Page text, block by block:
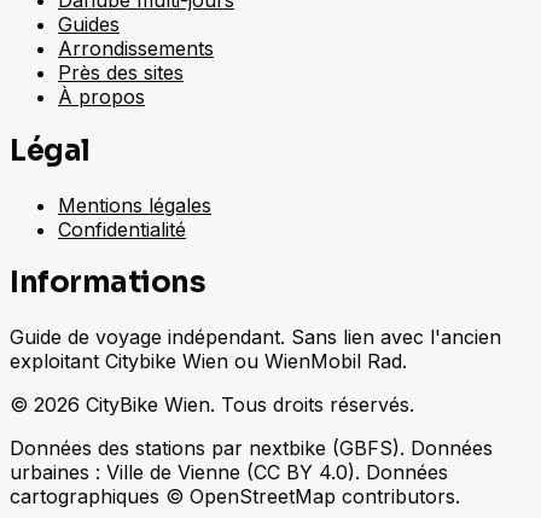
Guides
Arrondissements
Près des sites
À propos
Légal
Mentions légales
Confidentialité
Informations
Guide de voyage indépendant. Sans lien avec l'ancien
exploitant Citybike Wien ou WienMobil Rad.
© 2026 CityBike Wien. Tous droits réservés.
Données des stations par nextbike (GBFS). Données
urbaines : Ville de Vienne (CC BY 4.0). Données
cartographiques © OpenStreetMap contributors.